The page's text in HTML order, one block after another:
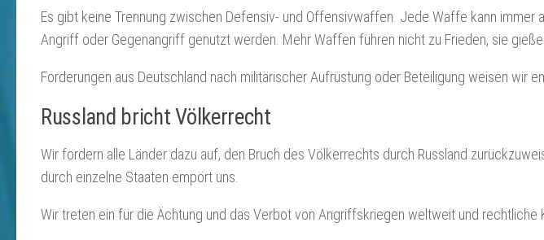
Es gibt keine Trennung zwischen Defensiv- und Offensivwaffen. Jede Waffe kann immer
Angriff oder Gegenangriff genutzt werden. Mehr Waffen führen nicht zu Frieden, sie
Forderungen aus Deutschland nach militärischer Aufrüstung oder Beteiligung weisen wir
Russland bricht Völkerrecht
Wir fordern alle Länder dazu auf, den Bruch des Völkerrechts durch Russland
durch einzelne Staaten empört uns.
Wir treten ein für die Ächtung und das Verbot von Angriffskriegen weltweit und rechtliche